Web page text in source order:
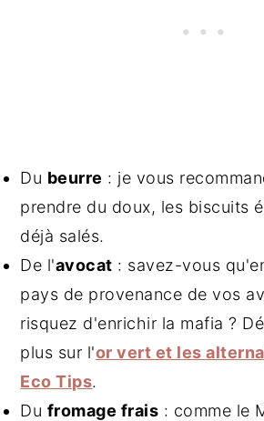
Du beurre : je vous
prendre du doux, les biscuits
déjà salés.
De l'avocat : savez-vous
pays de provenance de vos
risquez d'enrichir la mafia ?
plus sur l'or vert et les
Eco Tips.
Du fromage frais : comme le